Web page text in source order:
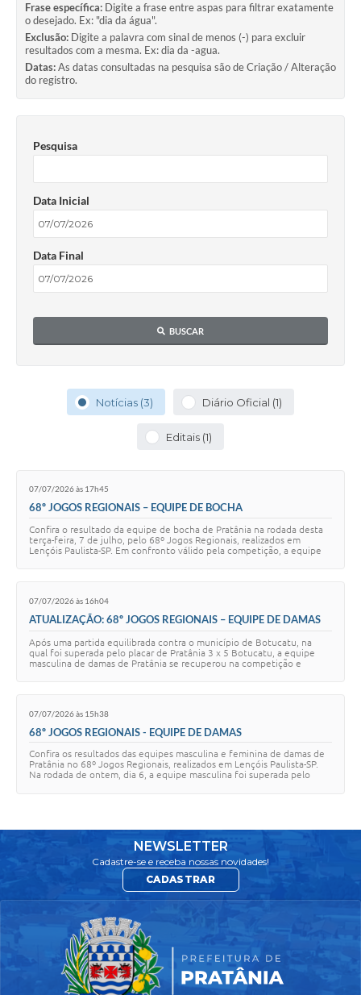
Frase específica: Digite a frase entre aspas para filtrar exatamente
o desejado. Ex: "dia da água".
Exclusão: Digite a palavra com sinal de menos (-) para excluir
resultados com a mesma. Ex: dia da -agua.
Datas:As datas consultadas na pesquisa são de Criação / Alteração
do registro.
Pesquisa
Data Inicial
Data Final
BUSCAR
Notícias (3) Diário Oficial (1)
Editais (1)
07/07/2026 às 17h45
68º JOGOS REGIONAIS – EQUIPE DE BOCHA
Confira o resultado da equipe de bocha de Pratânia na rodada desta
terça-feira, 7 de julho, pelo 68º Jogos Regionais, realizados em
Lençóis Paulista-SP. Em confronto válido pela competição, a equipe
07/07/2026 às 16h04
ATUALIZAÇÃO: 68º JOGOS REGIONAIS – EQUIPE DE DAMAS
Após uma partida equilibrada contra o município de Botucatu, na
qual foi superada pelo placar de Pratânia 3 x 5 Botucatu, a equipe
masculina de damas de Pratânia se recuperou na competição e
07/07/2026 às 15h38
68º JOGOS REGIONAIS - EQUIPE DE DAMAS
Confira os resultados das equipes masculina e feminina de damas de
Pratânia no 68º Jogos Regionais, realizados em Lençóis Paulista-SP.
Na rodada de ontem, dia 6, a equipe masculina foi superada pelo
NEWSLETTER
Cadastre-se e receba nossas novidades!
CADASTRAR